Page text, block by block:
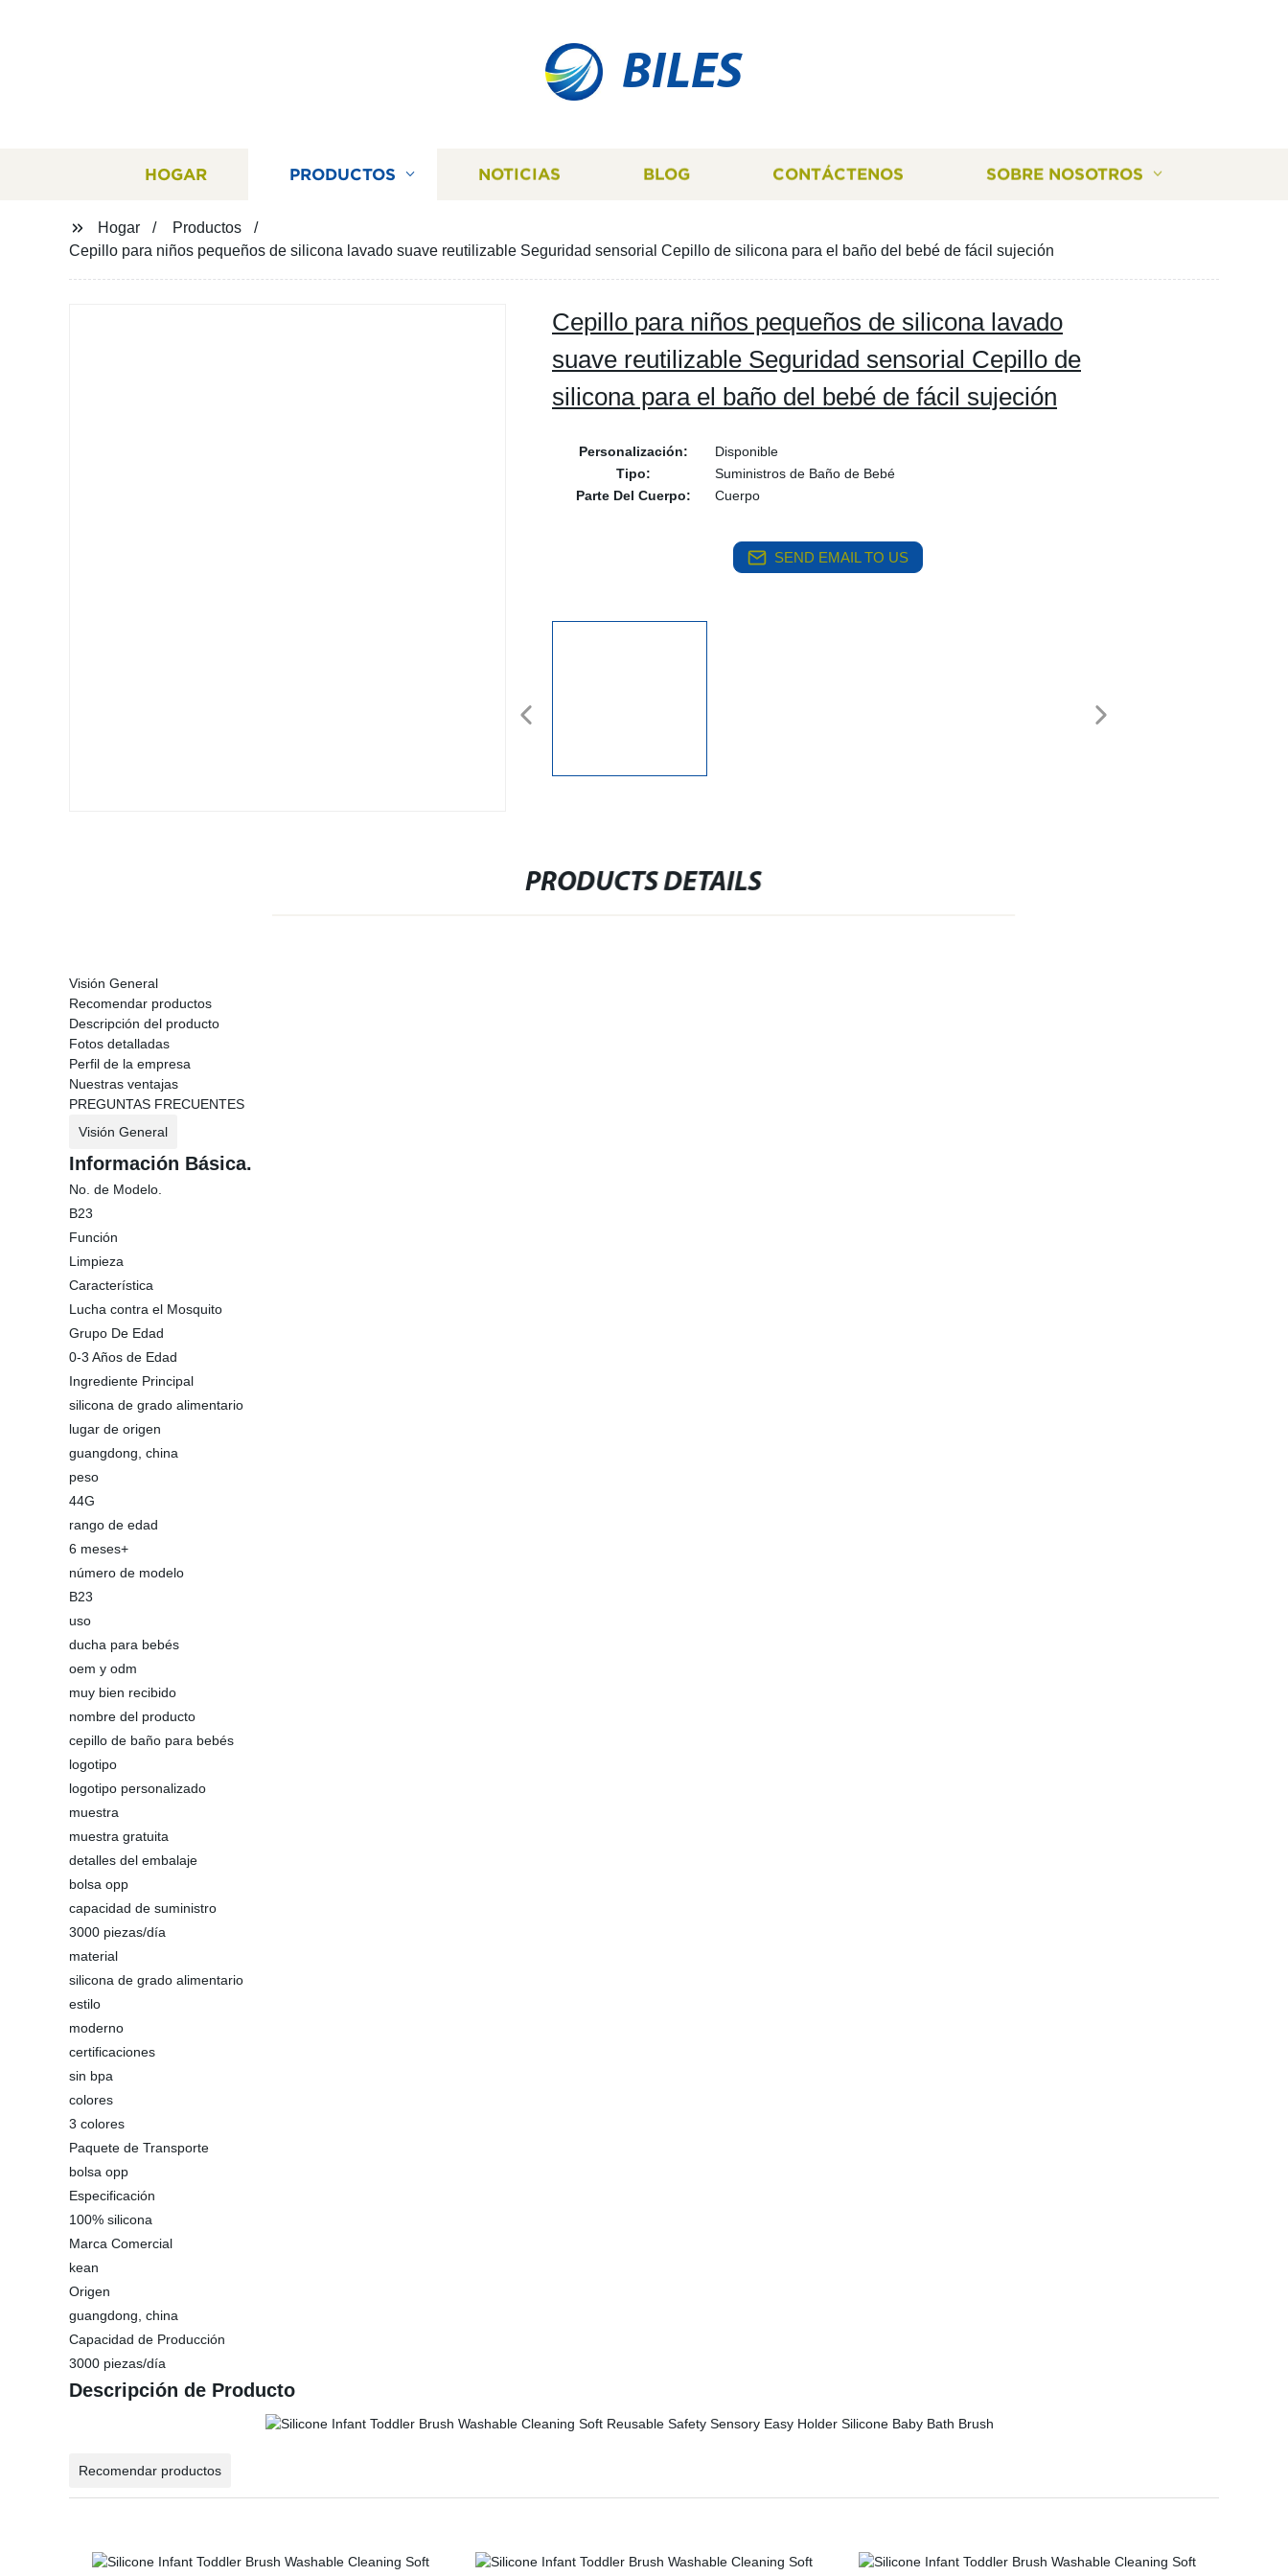
BILES
HOGAR PRODUCTOS NOTICIAS BLOG CONTÁCTENOS SOBRE NOSOTROS
Hogar
Productos
Cepillo para niños pequeños de silicona lavado suave reutilizable Seguridad sensorial Cepillo de silicona para el baño del bebé de fácil sujeción
Cepillo para niños pequeños de silicona lavado
suave reutilizable Seguridad sensorial Cepillo de
silicona para el baño del bebé de fácil sujeción
Personalización:
Disponible
Tipo:
Suministros de Baño de Bebé
Parte Del Cuerpo:
Cuerpo
SEND EMAIL TO US
PRODUCTS DETAILS
Visión General
Recomendar productos
Descripción del producto
Fotos detalladas
Perfil de la empresa
Nuestras ventajas
PREGUNTAS FRECUENTES
Visión General
Información Básica.
No. de Modelo.
B23
Función
Limpieza
Característica
Lucha contra el Mosquito
Grupo De Edad
0-3 Años de Edad
Ingrediente Principal
silicona de grado alimentario
lugar de origen
guangdong, china
peso
44G
rango de edad
6 meses+
número de modelo
B23
uso
ducha para bebés
oem y odm
muy bien recibido
nombre del producto
cepillo de baño para bebés
logotipo
logotipo personalizado
muestra
muestra gratuita
detalles del embalaje
bolsa opp
capacidad de suministro
3000 piezas/día
material
silicona de grado alimentario
estilo
moderno
certificaciones
sin bpa
colores
3 colores
Paquete de Transporte
bolsa opp
Especificación
100% silicona
Marca Comercial
kean
Origen
guangdong, china
Capacidad de Producción
3000 piezas/día
Descripción de Producto
Recomendar productos